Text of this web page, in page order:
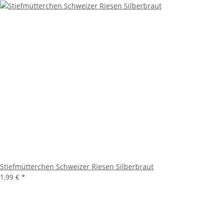
Stiefmütterchen Schweizer Riesen Silberbraut
1,99 € *